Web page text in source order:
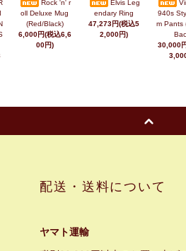
Rock 'n' r
oll Deluxe Mug
(Red/Black)
6,000円(税込6,6
00円)
Elvis Leg
endary Ring
47,273円(税込5
2,000円)
940s
m Pants
30,000
配送・送料について
ヤマト運輸